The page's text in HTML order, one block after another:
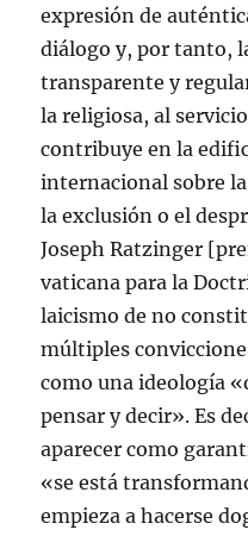
expresión de
diálogo y, por tanto,
transparente y
la religiosa, al
contribuye en la
internacional sobre
la exclusión o el
Joseph Ratzinger
vaticana para la
laicismo de no
múltiples
como una ideología
pensar y decir». Es
aparecer como
«se está
empieza a hacerse